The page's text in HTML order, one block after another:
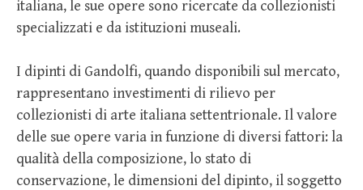
italiana, le sue opere sono ricercate da collezionisti
specializzati e da istituzioni museali.
I dipinti di Gandolfi, quando disponibili sul mercato,
rappresentano investimenti di rilievo per
collezionisti di arte italiana settentrionale. Il valore
delle sue opere varia in funzione di diversi fattori: la
qualità della composizione, lo stato di
conservazione, le dimensioni del dipinto, il soggetto